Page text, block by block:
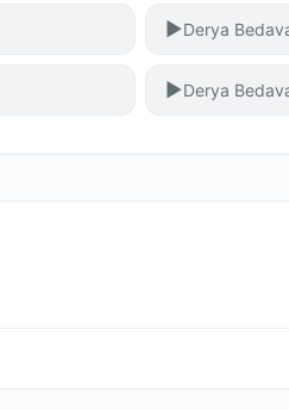
▶Derya
▶Derya